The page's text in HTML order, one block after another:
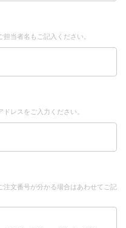
当者名もご記入ください。
レスをご入力ください。
文番号が分かる場合はあわせてご記